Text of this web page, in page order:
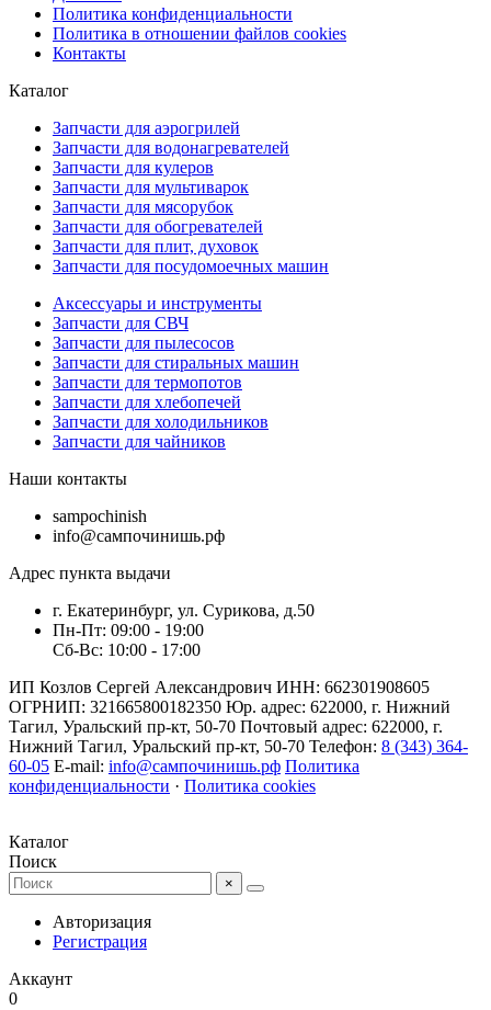
Политика конфиденциальности
Политика в отношении файлов cookies
Контакты
Каталог
Запчасти для аэрогрилей
Запчасти для водонагревателей
Запчасти для кулеров
Запчасти для мультиварок
Запчасти для мясорубок
Запчасти для обогревателей
Запчасти для плит, духовок
Запчасти для посудомоечных машин
Аксессуары и инструменты
Запчасти для СВЧ
Запчасти для пылесосов
Запчасти для стиральных машин
Запчасти для термопотов
Запчасти для хлебопечей
Запчасти для холодильников
Запчасти для чайников
Наши контакты
sampochinish
info@сампочинишь.рф
Адрес пункта выдачи
г. Екатеринбург, ул. Сурикова, д.50
Пн-Пт: 09:00 - 19:00
Сб-Вс: 10:00 - 17:00
ИП Козлов Сергей Александрович ИНН: 662301908605
ОГРНИП: 321665800182350 Юр. адрес: 622000, г. Нижний
Тагил, Уральский пр-кт, 50-70 Почтовый адрес: 622000, г.
Нижний Тагил, Уральский пр-кт, 50-70 Телефон: 8 (343) 364-
60-05 E-mail: info@сампочинишь.рф Политика
конфиденциальности · Политика cookies
Каталог
Поиск
×
Авторизация
Регистрация
Аккаунт
0